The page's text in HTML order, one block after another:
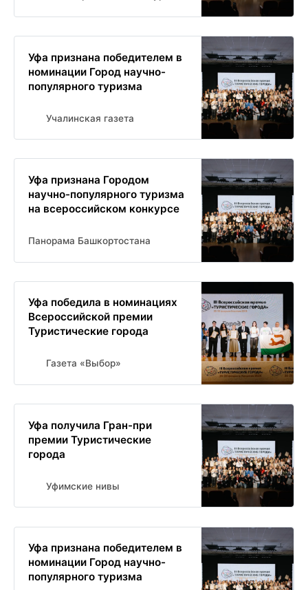
Уфа признана победителем в
номинации Город научно-
популярного туризма
Учалинская газета
Уфа признана Городом
научно-популярного туризма
на всероссийском конкурсе
Панорама Башкортостана
Уфа победила в номинациях
Всероссийской премии
Туристические города
Газета «Выбор»
Уфа получила Гран-при
премии Туристические
города
Уфимские нивы
Уфа признана победителем в
номинации Город научно-
популярного туризма